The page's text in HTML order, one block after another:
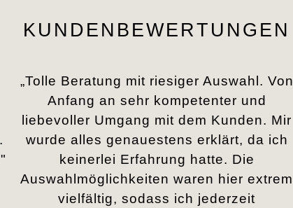
KUNDENBEWERTUNGEN
„Tolle Beratung mit riesiger Auswahl. Von
Anfang an sehr kompetenter und
liebevoller Umgang mit dem Kunden. Mir
wurde alles genauestens erklärt, da ich
keinerlei Erfahrung hatte. Die
Auswahlmöglichkeiten waren hier extrem
vielfältig, sodass ich jederzeit